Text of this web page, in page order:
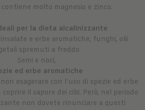
molto magnesio e zinco.
per la dieta alcalinizzante
e erbe aromatiche, funghi, olii
spremuti a freddo
Semi e noci,
ed erbe aromatiche
esagerare con l’uso di spezie ed erbe
il sapore dei cibi. Però, nel periodo
non dovete rinunciare a questi